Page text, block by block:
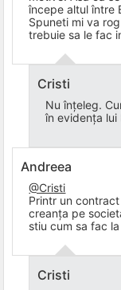
începe altul între
Spuneti mi va
trebuie sa le fac
Cristi
Nu înțeleg.
în evidența lui
Andreea
@Cristi
Printr un
creanța pe
stiu cum sa fac
Cristi